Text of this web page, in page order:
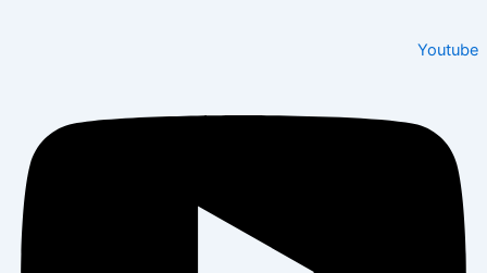
Youtube